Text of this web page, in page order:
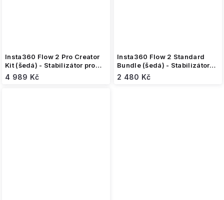
Insta360 Flow 2 Pro Creator
Kit (šedá) - Stabilizátor pro
telefon + příslušenství
4 989 Kč
Insta360 Flow 2 Standard
Bundle (šedá) - Stabilizátor
pro telefon
2 480 Kč